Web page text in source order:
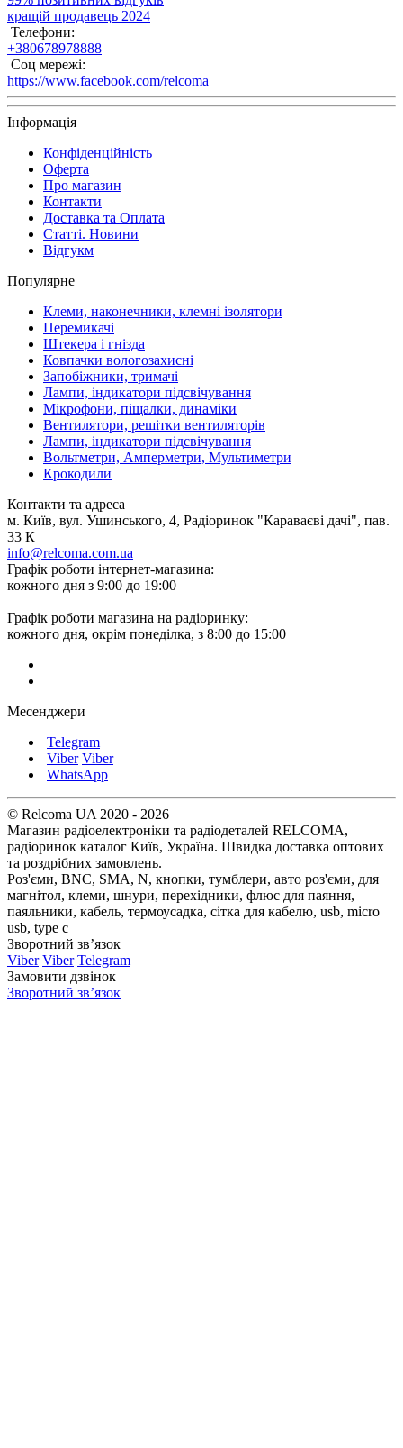
кращій продавець 2024
Телефони:
+380678978888
Соц мережі:
https://www.facebook.com/relcoma
Інформація
Конфіденційність
Оферта
Про магазин
Контакти
Доставка та Оплата
Статті. Новини
Відгукм
Популярне
Клеми, наконечники, клемні ізолятори
Перемикачі
Штекера і гнізда
Ковпачки вологозахисні
Запобіжники, тримачі
Лампи, індикатори підсвічування
Мікрофони, піщалки, динаміки
Вентилятори, решітки вентиляторів
Лампи, індикатори підсвічування
Вольтметри, Амперметри, Мультиметри
Крокодили
Контакти та адреса
м. Київ, вул. Ушинського, 4, Радіоринок "Караваєві дачі", пав.
33 К
info@relcoma.com.ua
Графік роботи інтернет-магазина:
кожного дня з 9:00 до 19:00
Графік роботи магазина на радіоринку:
кожного дня, окрім понеділка, з 8:00 до 15:00
Месенджери
Telegram
Viber Viber
WhatsApp
© Relcoma UA 2020 - 2026
Магазин радіоелектроніки та радіодеталей RELCOMA,
радіоринок каталог Київ, Україна. Швидка доставка оптових
та роздрібних замовлень.
Роз'єми, BNC, SMA, N, кнопки, тумблери, авто роз'єми, для
магнітол, клеми, шнури, перехідники, флюс для паяння,
паяльники, кабель, термоусадка, сітка для кабелю, usb, micro
usb, type c
Зворотний зв’язок
Viber Viber Telegram
Замовити дзвінок
Зворотний зв’язок